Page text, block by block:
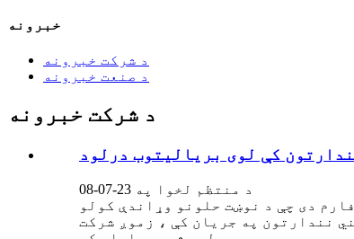
خبرونه
د شرکت خبرونه
د صنعت خبرونه
د شرکت خبرونه
د منتظم لخوا په 23-07-08
دی چې د نوښت حلونو وړاندې کولو
نندارتون په جریان کې ، زموږ شرکت